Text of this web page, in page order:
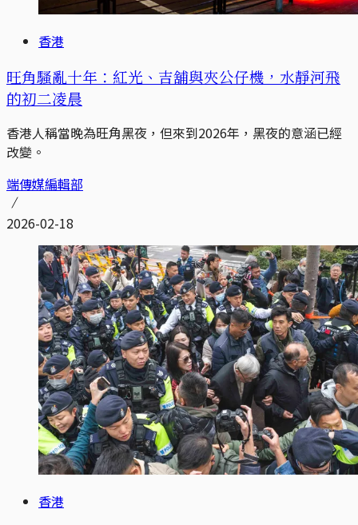
香港
旺角騷亂十年：紅光、吉舖與夾公仔機，水靜河飛
的初二凌晨
香港人稱當晚為旺角黑夜，但來到2026年，黑夜的意涵已經
改變。
端傳媒編輯部
2026-02-18
香港